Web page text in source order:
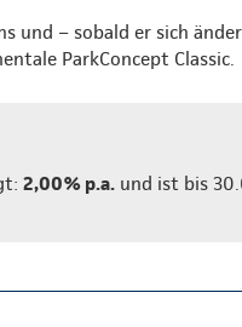
und – sobald er sich
ParkConcept Classic.
2,00% p.a.und ist bis